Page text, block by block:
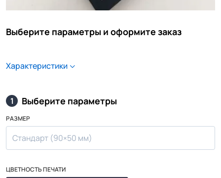
Выберите параметры и оформите заказ
Характеристики
1 Выберите параметры
РАЗМЕР
Стандарт (90×50 мм)
ЦВЕТНОСТЬ ПЕЧАТИ